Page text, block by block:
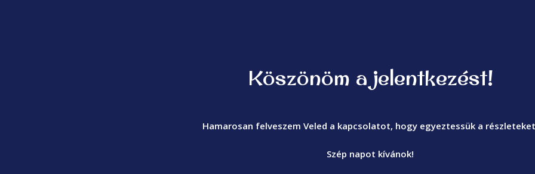
Köszönöm a jelentkezést!
Hamarosan felveszem Veled a kapcsolatot, hogy egyeztessük a
Szép napot kívánok!